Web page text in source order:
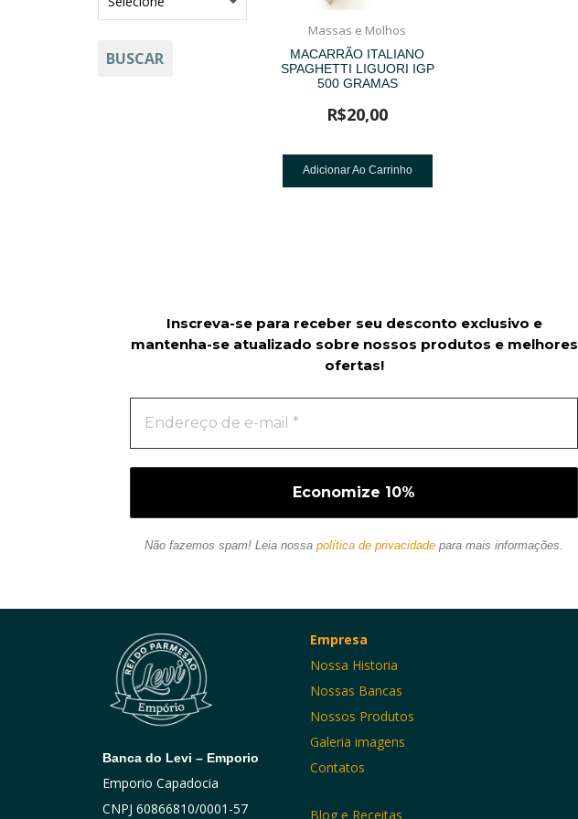
BUSCAR
Massas e Molhos
MACARRÃO ITALIANO
SPAGHETTI LIGUORI IGP
500 GRAMAS
R$20,00
Adicionar Ao Carrinho
Inscreva-se para receber seu desconto exclusivo e
mantenha-se atualizado sobre nossos produtos e melhores
ofertas!
Não fazemos spam! Leia nossa política de privacidade para mais informações.
Banca do Levi – Emporio
Emporio Capadocia
CNPJ 60866810/0001-57
Empresa
Nossa Historia
Nossas Bancas
Nossos Produtos
Galeria imagens
Contatos
Blog e Receitas